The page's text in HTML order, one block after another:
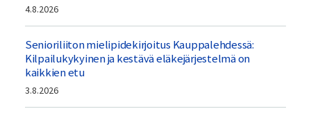
4.8.2026
Senioriliiton mielipidekirjoitus Kauppalehdessä:
Kilpailukykyinen ja kestävä eläkejärjestelmä on
kaikkien etu
3.8.2026